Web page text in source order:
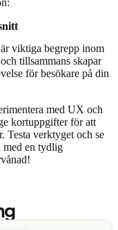
viktiga begrepp inom
tillsammans skapar
för besökare på din
med UX och
kortuppgifter för att
Testa verktyget och se
med en tydlig